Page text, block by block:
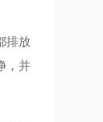
排放
，并